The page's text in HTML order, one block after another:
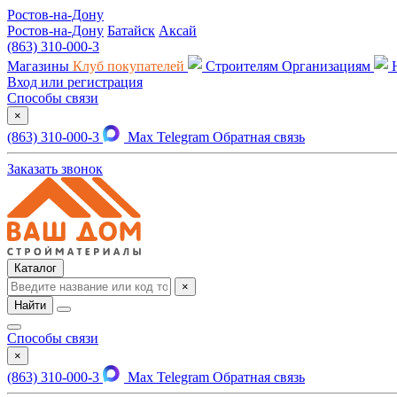
Ростов-на-Дону
Ростов-на-Дону Батайск Аксай
(863) 310-000-3
Магазины Клуб покупателей Строителям Организациям
Вход или регистрация
Способы связи
×
(863) 310-000-3 Max Telegram Обратная связь
Заказать звонок
Каталог
×
Найти
Способы связи
×
(863) 310-000-3 Max Telegram Обратная связь